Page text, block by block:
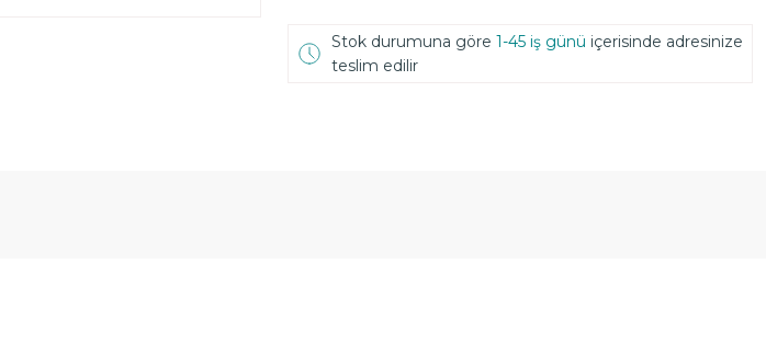
Stok durumuna göre 1-45 iş günü içerisinde adresinize
teslim edilir